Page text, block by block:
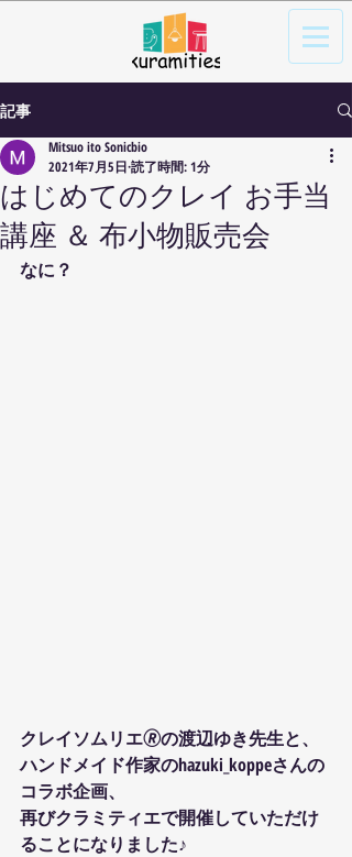
記事
はじめてのクレイ お手当
講座 ＆ 布小物販売会
Mitsuo ito Sonicbio
2021年7月5日 読了時間: 1分
なに？
クレイソムリエ🄬の渡辺ゆき先生と、
ハンドメイド作家のhazuki_koppeさんの
コラボ企画、
再びクラミティエで開催していただけ
ることになりました♪